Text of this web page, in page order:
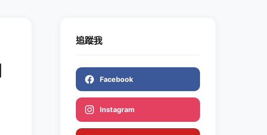
追蹤我
Facebook
Instagram